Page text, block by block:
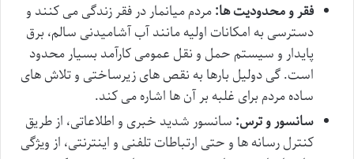
فقر و محدودیت ها:مردم میانمار در فقر زندگی می کنند و
دسترسی به امکانات اولیه مانند آب آشامیدنی سالم، برق
پایدار و سیستم حمل و نقل عمومی کارآمد بسیار محدود
است. گی دولیل بارها به نقص های زیرساختی و تلاش های
ساده مردم برای غلبه بر آن ها اشاره می کند.
سانسور و ترس: سانسور شدید خبری و اطلاعاتی، از طریق
کنترل رسانه ها و حتی ارتباطات تلفنی و اینترنتی، از ویژگی